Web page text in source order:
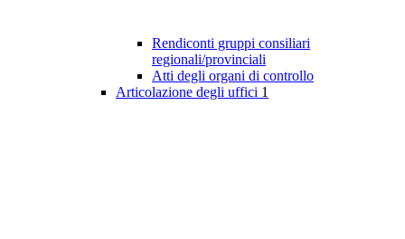
Rendiconti gruppi consiliari
regionali/provinciali
Atti degli organi di controllo
Articolazione degli uffici 1